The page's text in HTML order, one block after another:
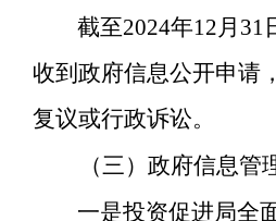
截至2024年12月 31
收到政府信息公开申请
复议或行政诉讼。
（三） 政府信息管
一是投资促进局全